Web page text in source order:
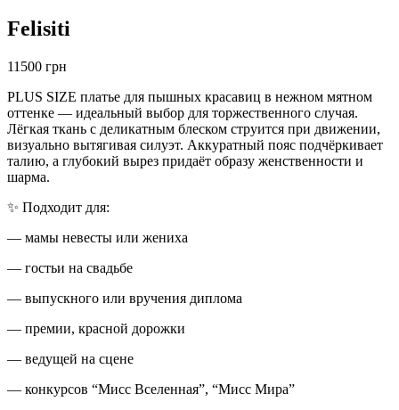
Felisiti
11500 грн
PLUS SIZE платье для пышных красавиц в нежном мятном
оттенке — идеальный выбор для торжественного случая.
Лёгкая ткань с деликатным блеском струится при движении,
визуально вытягивая силуэт. Аккуратный пояс подчёркивает
талию, а глубокий вырез придаёт образу женственности и
шарма.
✨ Подходит для:
— мамы невесты или жениха
— гостьи на свадьбе
— выпускного или вручения диплома
— премии, красной дорожки
— ведущей на сцене
— конкурсов “Мисс Вселенная”, “Мисс Мира”